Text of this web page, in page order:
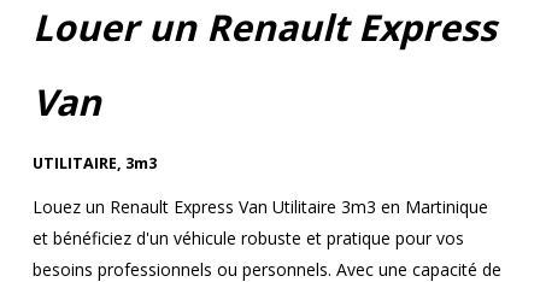
Louer un Renault Express
Van
UTILITAIRE, 3m3
Louez un Renault Express Van Utilitaire 3m3 en Martinique
et bénéficiez d'un véhicule robuste et pratique pour vos
besoins professionnels ou personnels. Avec une capacité de